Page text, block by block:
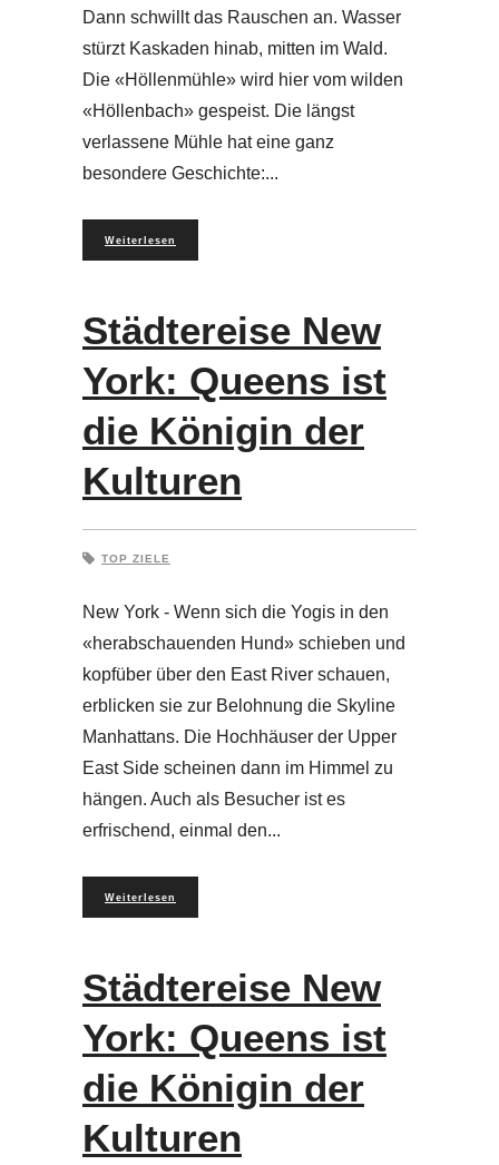
Dann schwillt das Rauschen an. Wasser
stürzt Kaskaden hinab, mitten im Wald.
Die «Höllenmühle» wird hier vom wilden
«Höllenbach» gespeist. Die längst
verlassene Mühle hat eine ganz
besondere Geschichte:
Weiterlesen
Städtereise New
York: Queens ist
die Königin der
Kulturen
TOP ZIELE
New York - Wenn sich die Yogis in den
«herabschauenden Hund» schieben und
kopfüber über den East River schauen,
erblicken sie zur Belohnung die Skyline
Manhattans. Die Hochhäuser der Upper
East Side scheinen dann im Himmel zu
hängen. Auch als Besucher ist es
erfrischend, einmal den
Weiterlesen
Städtereise New
York: Queens ist
die Königin der
Kulturen